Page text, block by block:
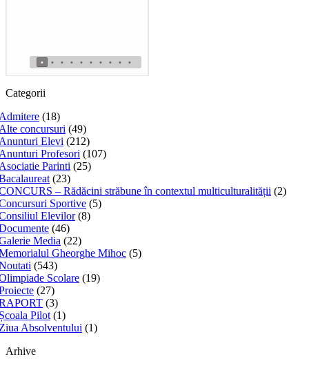
• • • • • • • • • •
Categorii
(18)
concursuri (49)
Elevi (212)
Profesori (107)
Parinti (25)
(23)
– Rădăcini străbune în contextul multiculturalității (2)
Sportive (5)
Elevilor(8)
(46)
Media (22)
Gheorghe Mihoc (5)
(543)
Scolare (19)
(27)
(3)
Pilot (1)
Absolventului (1)
Arhive